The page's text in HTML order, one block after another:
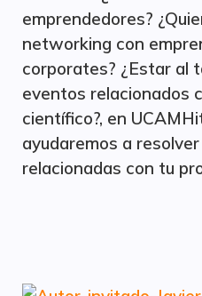
emprendedores?
networking con
corporates? ¿Estar al
eventos relacionados
científico?, en
ayudaremos a
relacionadas con tu